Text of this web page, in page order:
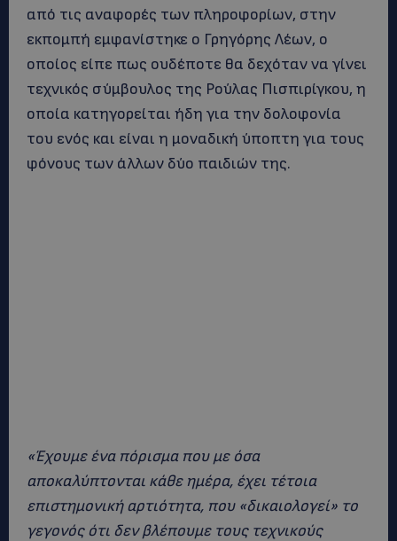
από τις αναφορές των πληροφορίων, στην
εκπομπή εμφανίστηκε ο Γρηγόρης Λέων, ο
οποίος είπε πως ουδέποτε θα δεχόταν να γίνει
τεχνικός σύμβουλος της Ρούλας Πισπιρίγκου, η
οποία κατηγορείται ήδη για την δολοφονία
του ενός και είναι η μοναδική ύποπτη για τους
φόνους των άλλων δύο παιδιών της.
«Έχουμε ένα πόρισμα που με όσα
αποκαλύπτονται κάθε ημέρα, έχει τέτοια
επιστημονική αρτιότητα, που «δικαιολογεί» το
γεγονός ότι δεν βλέπουμε τους τεχνικούς